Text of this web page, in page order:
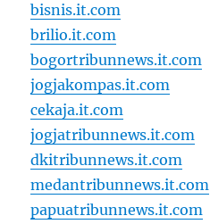
bisnis.it.com
brilio.it.com
bogortribunnews.it.com
jogjakompas.it.com
cekaja.it.com
jogjatribunnews.it.com
dkitribunnews.it.com
medantribunnews.it.com
papuatribunnews.it.com